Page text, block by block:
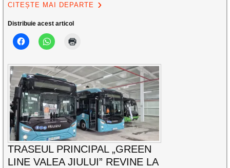
CITEȘTE MAI DEPARTE
Distribuie acest articol
TRASEUL PRINCIPAL „GREEN
LINE VALEA JIULUI” REVINE LA